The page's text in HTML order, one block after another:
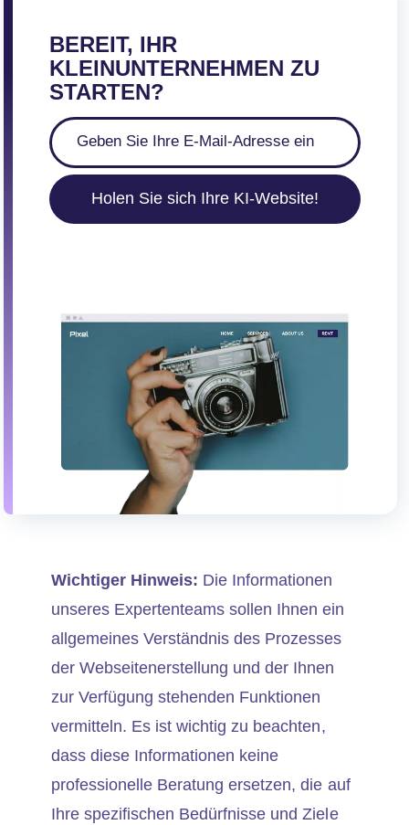
BEREIT, IHR
KLEINUNTERNEHMEN ZU
STARTEN?
Holen Sie sich Ihre KI-Website!
Wichtiger Hinweis: Die Informationen
unseres Expertenteams sollen Ihnen ein
allgemeines Verständnis des Prozesses
der Webseitenerstellung und der Ihnen
zur Verfügung stehenden Funktionen
vermitteln. Es ist wichtig zu beachten,
dass diese Informationen keine
professionelle Beratung ersetzen, die auf
Ihre spezifischen Bedürfnisse und Ziele